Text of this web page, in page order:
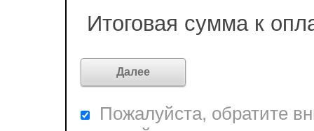
Итоговая сумма к
Пожалуйста, обратите